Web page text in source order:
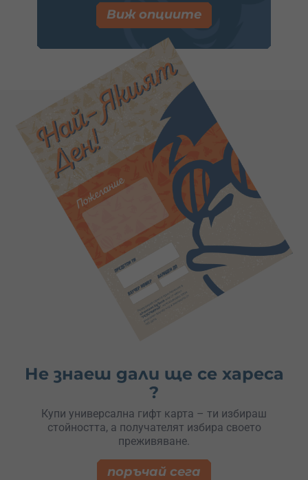
Виж опциите
Не знаеш дали ще се хареса
?
Купи универсална гифт карта – ти избираш
стойността, а получателят избира своето
преживяване.
поръчай сега